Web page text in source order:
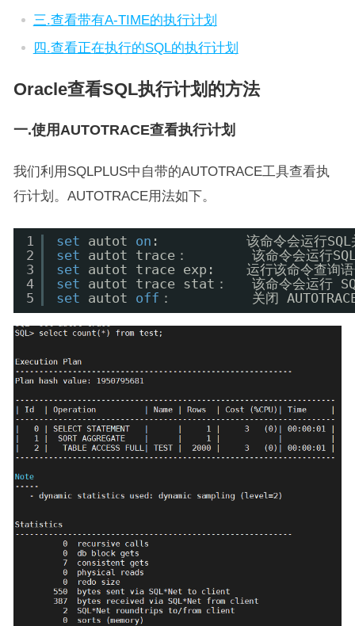
三.查看带有A-TIME的执行计划
四.查看正在执行的SQL的执行计划
Oracle查看SQL执行计划的方法
一.使用AUTOTRACE查看执行计划
我们利用SQLPLUS中自带的AUTOTRACE工具查看执
行计划。AUTOTRACE用法如下。
1
2
3
4
5
set autot on :           该命令会运行SQL
set
autot trace：        该命令会运行SQL
set
autot trace exp:    运行该命令查询语句
set
autot trace stat：   该命令会运行
set
autot off ：          关闭